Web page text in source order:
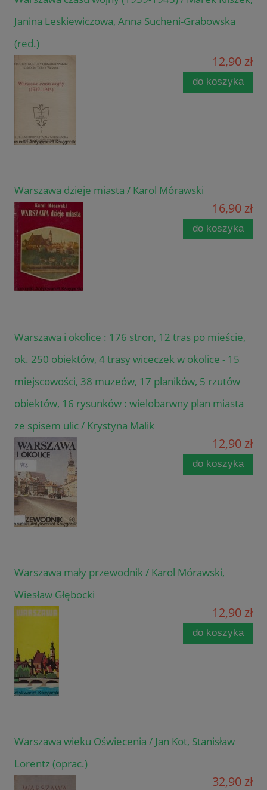
Janina Leskiewiczowa, Anna Sucheni-Grabowska
(red.)
12,90 zł
do koszyka
Warszawa dzieje miasta / Karol Mórawski
16,90 zł
do koszyka
Warszawa i okolice : 176 stron, 12 tras po mieście,
ok. 250 obiektów, 4 trasy wiceczek w okolice - 15
miejscowości, 38 muzeów, 17 planików, 5 rzutów
obiektów, 16 rysunków : wielobarwny plan miasta
ze spisem ulic / Krystyna Malik
12,90 zł
do koszyka
Warszawa mały przewodnik / Karol Mórawski,
Wiesław Głębocki
12,90 zł
do koszyka
Warszawa wieku Oświecenia / Jan Kot, Stanisław
Lorentz (oprac.)
32,90 zł